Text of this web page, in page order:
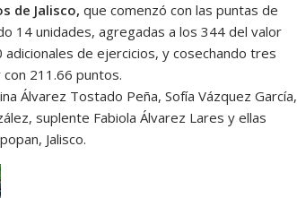
de Jalisco, que comenzó con las puntas de
14 unidades, agregadas a los 344 del valor
de ejercicios, y cosechando tres
211.66 puntos.
Álvarez Tostado Peña, Sofía Vázquez García,
suplente Fabiola Álvarez Lares y ellas
Jalisco.